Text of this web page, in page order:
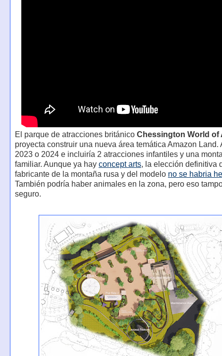
El parque de atracciones británico Chessington World of
proyecta construir una nueva área temática Amazon Land.
2023 o 2024 e incluiría 2 atracciones infantiles y una
familiar. Aunque ya hay concept arts, la elección definitiva
fabricante de la montaña rusa y del modelo no se habria
También podría haber animales en la zona, pero eso
seguro.